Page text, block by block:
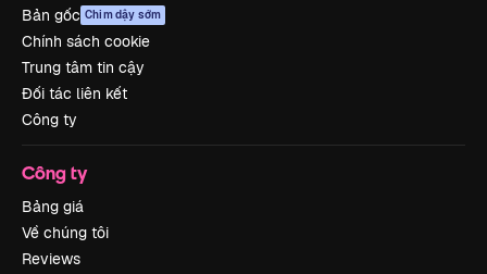
Bản gốc Chim dậy sớm
Chính sách cookie
Trung tâm tin cậy
Đối tác liên kết
Công ty
Công ty
Bảng giá
Về chúng tôi
Reviews